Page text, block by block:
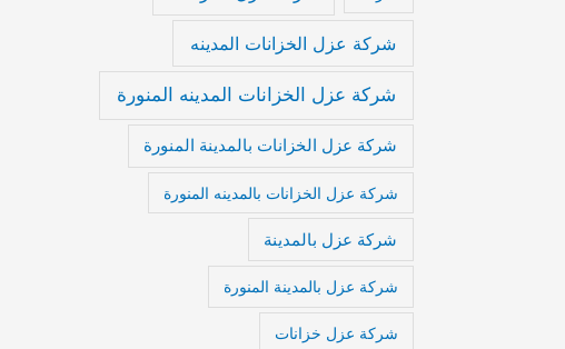
شركة عزل الخزانات المدينه
شركة عزل الخزانات المدينه المنورة
شركة عزل الخزانات بالمدينة المنورة
شركة عزل الخزانات بالمدينه المنورة
شركة عزل بالمدينة
شركة عزل بالمدينة المنورة
شركة عزل خزانات